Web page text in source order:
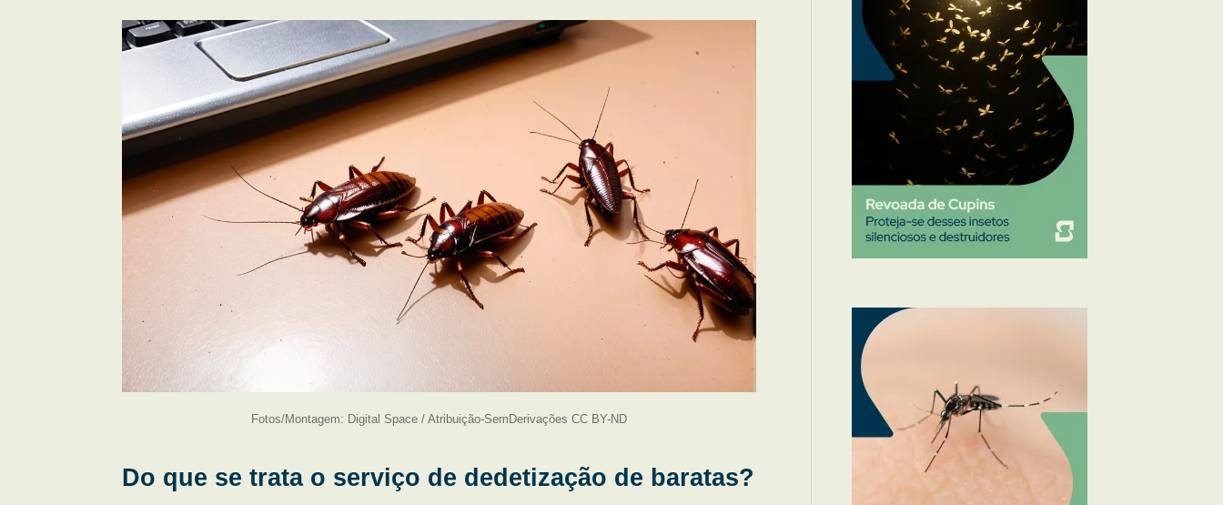
Fotos/Montagem: Digital Space / Atribuição-SemDerivações CC BY-ND
Do que se trata o serviço de dedetização de baratas?
Pulgas e Carrapatos
Ratos
Sanitização